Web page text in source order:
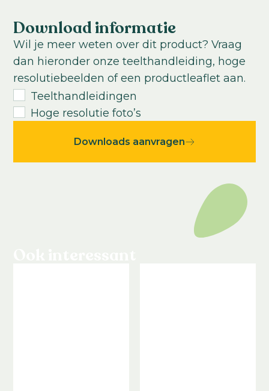
Teelttemperatuur:
Warm
Teeltduur tot jonge plant:
3-4weken
Teeltduur van jonge plant tot eindproduct:
10- 14weken
Download informatie
Wil je meer weten over dit product? Vraag
dan hieronder onze teelthandleiding, hoge
resolutiebeelden of een productleaflet aan.
Teelthandleidingen
Hoge resolutie foto’s
Downloads aanvragen